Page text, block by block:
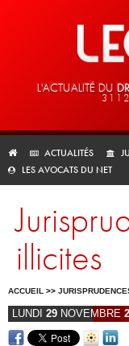
L'ACTUALITÉ DU
ACTUALITÉS
LES AVOCATS DU NET
illicites
ACCUEIL >>
LUNDI 29 NOVEMBRE